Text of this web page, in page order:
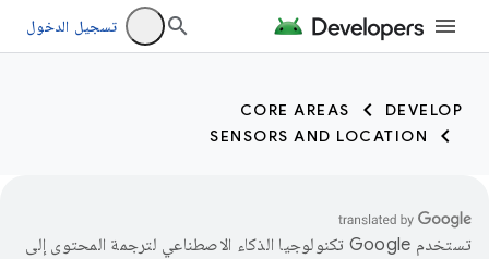
تسجيل الدخول
DEVELOP
CORE AREAS
SENSORS AND LOCATION
تستخدم Google تكنولوجيا الذكاء الاصطناعي لترجمة المحتوى إلى